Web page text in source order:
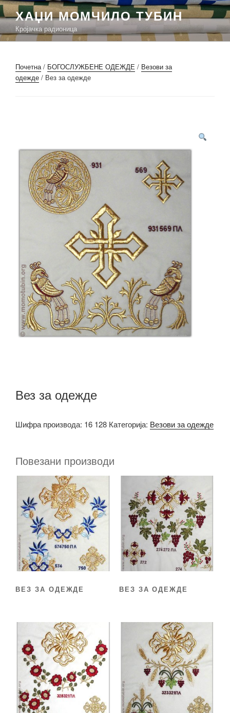
Скочи
на
садржај
ХАЏИ МОМЧИЛО ТУБИН
Кројачка радионица
Почетна / БОГОСЛУЖБЕНЕ ОДЕЖДЕ / Везови за
одежде / Вез за одежде
Вез за одежде
Шифра производа: 16 128 Категорија: Везови за одежде
Повезани производи
ВЕЗ ЗА ОДЕЖДЕ ВЕЗ ЗА ОДЕЖДЕ